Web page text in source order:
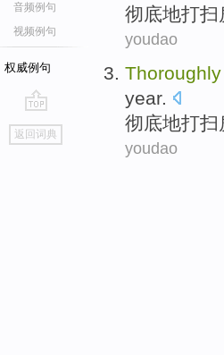
音频例句
视频例句
权威例句
go
top
返回词典
彻底地打扫
youdao
Thoroughly
year.
彻底地打扫
youdao